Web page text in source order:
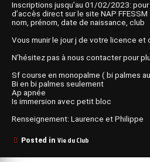
Inscriptions jusqu’au 01/02/2023: pour
d’accès direct sur le site NAP
nom, prénom, date de naissance, club
Vous munir le jour j de votre licence
N’hésitez pas à nous contacter pour
Sf course en monopalme ( bi palmes
Bi en bi palmes seulement
Ap apnée
Is immersion avec petit bloc
Renseignement: Laurence et Philippe
Posted in Vie du Club